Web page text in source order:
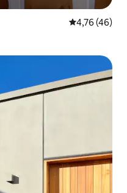
Évaluation
4,76 (46)